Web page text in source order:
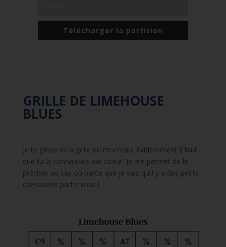
Télécharger la partition
GRILLE DE LIMEHOUSE
BLUES
Je te glisse ici la grille du morceau, évidemment il faut
que tu la connaisses par coeur. Je me permet de le
préciser au cas où parce que je sais qu’il y a des petits
chenapans partis vous !